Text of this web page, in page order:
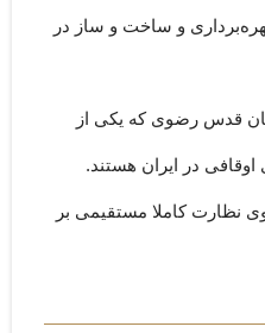
و ساخت و ساز در
قدس رضوی که یکی از
در ایران هستند.
نظارت کاملا مستقیمی بر